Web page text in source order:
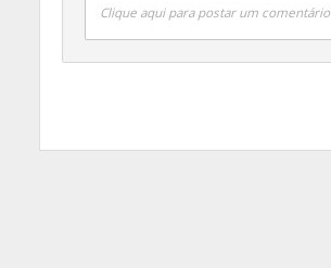
Clique aqui para postar um comentário